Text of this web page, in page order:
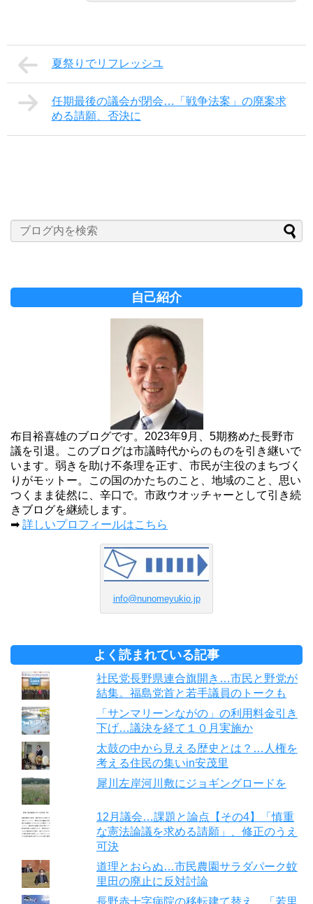
夏祭りでリフレッシユ
任期最後の議会が閉会…「戦争法案」の廃案求
める請願、否決に
自己紹介
布目裕喜雄のブログです。2023年9月、5期務めた長野市
議を引退。このブログは市議時代からのものを引き継いで
います。弱きを助け不条理を正す、市民が主役のまちづく
りがモットー。この国のかたちのこと、地域のこと、思い
つくまま徒然に、辛口で。市政ウオッチャーとして引き続
きブログを継続します。
➡ 詳しいプロフィールはこちら
info@nunomeyukio.jp
よく読まれている記事
社民党長野県連合旗開き…市民と野党が
結集。福島党首と若手議員のトークも
「サンマリーンながの」の利用料金引き
下げ…議決を経て１０月実施か
太鼓の中から見える歴史とは？…人権を
考える住民の集いin安茂里
犀川左岸河川敷にジョギングロードを
12月議会…課題と論点【その4】「慎重
な憲法論議を求める請願」、修正のうえ
可決
道理とおらぬ…市民農園サラダパーク蚊
里田の廃止に反対討論
長野赤十字病院の移転建て替え…「若里